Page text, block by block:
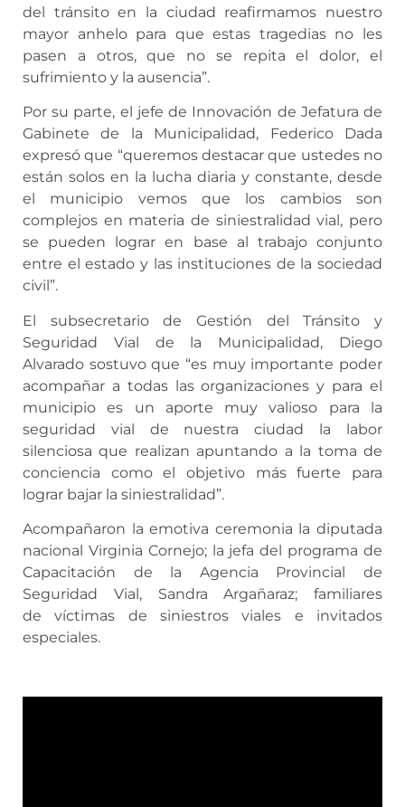
del tránsito en la ciudad reafirmamos nuestro
mayor anhelo para que estas tragedias no les
pasen a otros, que no se repita el dolor, el
sufrimiento y la ausencia”.
Por su parte, el jefe de Innovación de Jefatura de
Gabinete de la Municipalidad, Federico Dada
expresó que “queremos destacar que ustedes no
están solos en la lucha diaria y constante, desde
el municipio vemos que los cambios son
complejos en materia de siniestralidad vial, pero
se pueden lograr en base al trabajo conjunto
entre el estado y las instituciones de la sociedad
civil”.
El subsecretario de Gestión del Tránsito y
Seguridad Vial de la Municipalidad, Diego
Alvarado sostuvo que “es muy importante poder
acompañar a todas las organizaciones y para el
municipio es un aporte muy valioso para la
seguridad vial de nuestra ciudad la labor
silenciosa que realizan apuntando a la toma de
conciencia como el objetivo más fuerte para
lograr bajar la siniestralidad”.
Acompañaron la emotiva ceremonia la diputada
nacional Virginia Cornejo; la jefa del programa de
Capacitación de la Agencia Provincial de
Seguridad Vial, Sandra Argañaraz; familiares
de víctimas de siniestros viales e invitados
especiales.